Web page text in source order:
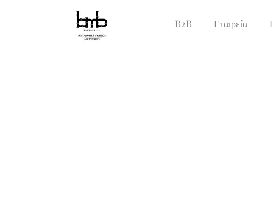
B2B Εταιρεία